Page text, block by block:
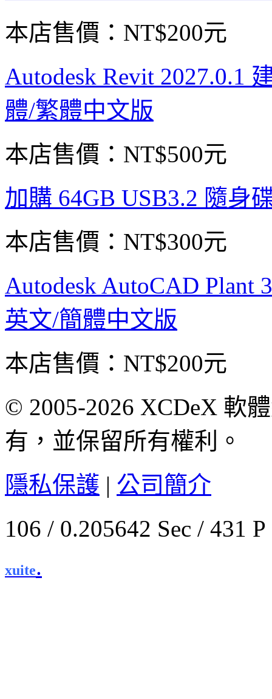
本店售價： NT$200元
Autodesk Revit 2027.0.1
體/繁體中文版
本店售價： NT$500元
加購 64GB USB3.2 隨身
本店售價： NT$300元
Autodesk AutoCAD Plant
英文/簡體中文版
本店售價： NT$200元
© 2005-2026 XCDeX 軟
有，並保留所有權利。
隱私保護 | 公司簡介
106 / 0.205642 Sec / 431
xuite.